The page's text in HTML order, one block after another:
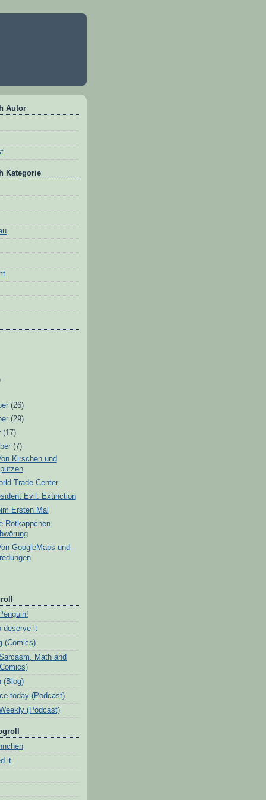
Autor
Kategorie
(26)
(29)
(17)
(7)
Kirschen und
Trade Center
Evil: Extinction
Ersten Mal
Rotkäppchen
GoogleMaps und
deserve it
(Comics)
Math and
(Blog)
today (Podcast)
(Podcast)
it